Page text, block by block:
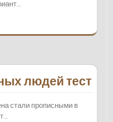
людей тест
стали прописными в